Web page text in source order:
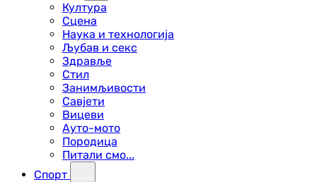
Култура
Сцена
Наука и технологија
Љубав и секс
Здравље
Стил
Занимљивости
Савјети
Вицеви
Ауто-мото
Породица
Питали смо...
Спорт